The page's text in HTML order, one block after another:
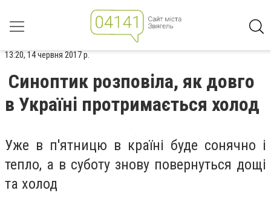
13:20, 14 червня 2017 р.
Синоптик розповіла, як довго
в Україні протримається холод
Уже в п'ятницю в країні буде сонячно і
тепло, а в суботу знову повернуться дощі
та холод